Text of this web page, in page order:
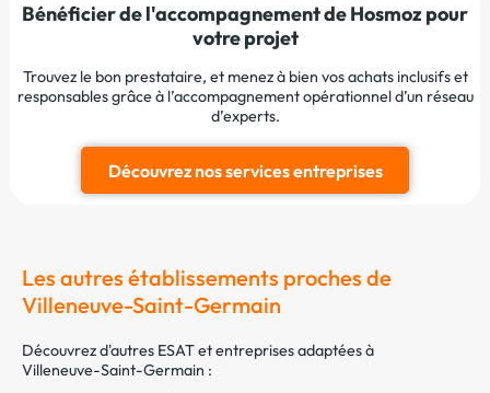
Bénéficier de l'accompagnement de Hosmoz pour
votre projet
Trouvez le bon prestataire, et menez à bien vos achats inclusifs et
responsables grâce à l’accompagnement opérationnel d’un réseau
d’experts.
Découvrez nos services entreprises
Les autres établissements proches de
Villeneuve-Saint-Germain
Découvrez d'autres ESAT et entreprises adaptées à
Villeneuve-Saint-Germain :